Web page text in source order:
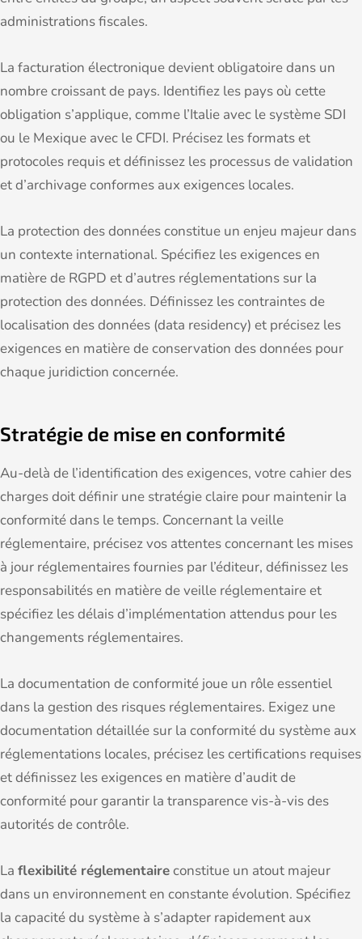
administrations fiscales.
La facturation électronique devient obligatoire dans un
nombre croissant de pays. Identifiez les pays où cette
obligation s’applique, comme l’Italie avec le système SDI
ou le Mexique avec le CFDI. Précisez les formats et
protocoles requis et définissez les processus de validation
et d’archivage conformes aux exigences locales.
La protection des données constitue un enjeu majeur dans
un contexte international. Spécifiez les exigences en
matière de RGPD et d’autres réglementations sur la
protection des données. Définissez les contraintes de
localisation des données (data residency) et précisez les
exigences en matière de conservation des données pour
chaque juridiction concernée.
Stratégie de mise en conformité
Au-delà de l’identification des exigences, votre cahier des
charges doit définir une stratégie claire pour maintenir la
conformité dans le temps. Concernant la veille
réglementaire, précisez vos attentes concernant les mises
à jour réglementaires fournies par l’éditeur, définissez les
responsabilités en matière de veille réglementaire et
spécifiez les délais d’implémentation attendus pour les
changements réglementaires.
La documentation de conformité joue un rôle essentiel
dans la gestion des risques réglementaires. Exigez une
documentation détaillée sur la conformité du système aux
réglementations locales, précisez les certifications requises
et définissez les exigences en matière d’audit de
conformité pour garantir la transparence vis-à-vis des
autorités de contrôle.
La flexibilité réglementaireconstitue un atout majeur
dans un environnement en constante évolution. Spécifiez
la capacité du système à s’adapter rapidement aux